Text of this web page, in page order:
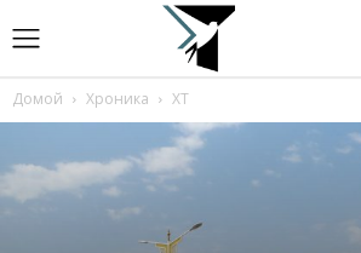
Домой Хроника ХТ